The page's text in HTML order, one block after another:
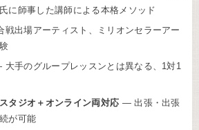
に師事した講師による本格メソッド
出場アーティスト、ミリオンセラーアー
手のグループレッスンとは異なる、1対1
タジオ＋オンライン両対応 — 出張・出張
が可能